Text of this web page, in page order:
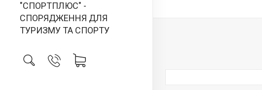
"СПОРТПЛЮС" -
СПОРЯДЖЕННЯ ДЛЯ
ТУРИЗМУ ТА СПОРТУ